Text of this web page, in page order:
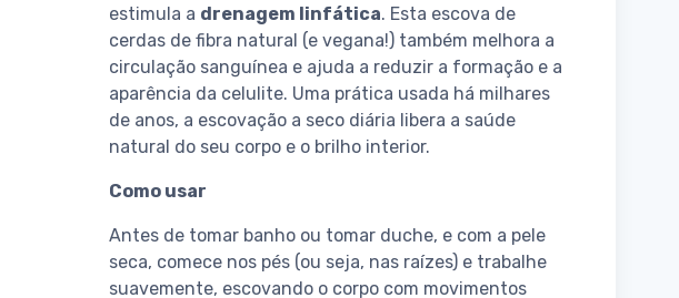
estimula a drenagem linfática. Esta escova de
cerdas de fibra natural (e vegana!) também melhora a
circulação sanguínea e ajuda a reduzir a formação e a
aparência da celulite. Uma prática usada há milhares
de anos, a escovação a seco diária libera a saúde
natural do seu corpo e o brilho interior.
Como usar
Antes de tomar banho ou tomar duche, e com a pele
seca, comece nos pés (ou seja, nas raízes) e trabalhe
suavemente, escovando o corpo com movimentos